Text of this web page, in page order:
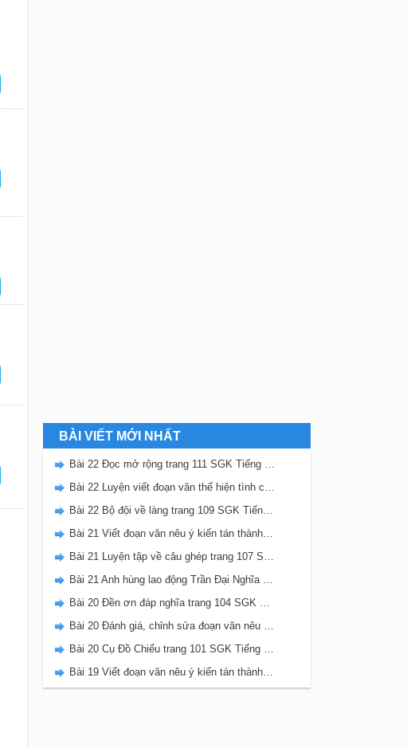
BÀI VIẾT MỚI NHẤT
Bài 22 Đọc mở rộng trang 111 SGK Tiếng Việt 5 Kết nối tri thức tập 2
Bài 22 Luyện viết đoạn văn thể hiện tình cảm, cảm xúc về một sự việc trang 111 SGK Tiếng Việt 5 Kết nối tri thức tập 2
Bài 22 Bộ đội về làng trang 109 SGK Tiếng Việt 5 Kết nối tri thức tập 2
Bài 21 Viết đoạn văn nêu ý kiến tán thành một sự việc, hiện tượng (Bài viết số 2) trang 108 SGK Tiếng Việt 5 Kết nối tri thức tập 2
Bài 21 Luyện tập về câu ghép trang 107 SGK Tiếng Việt 5 Kết nối tri thức tập 2
Bài 21 Anh hùng lao động Trần Đại Nghĩa trang 106 SGK Tiếng Việt 5 Kết nối tri thức tập 2
Bài 20 Đền ơn đáp nghĩa trang 104 SGK Tiếng Việt 5 Kết nối tri thức tập 2
Bài 20 Đánh giá, chỉnh sửa đoạn văn nêu ý kiến tán thành một sự vật, hiện tượng trang 103 SGK Tiếng Việt 5 Kết nối tri thức tập 2
Bài 20 Cụ Đồ Chiểu trang 101 SGK Tiếng Việt 5 Kết nối tri thức tập 2
Bài 19 Viết đoạn văn nêu ý kiến tán thành một sự việc, hiện tượng (Bài viết số 1) trang 100 SGK Tiếng Việt 5 Kết nối tri thức tập 2